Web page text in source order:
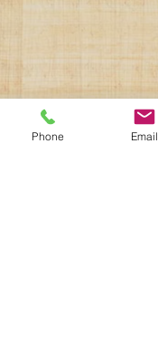
Praktische
informatie:
Phone Email